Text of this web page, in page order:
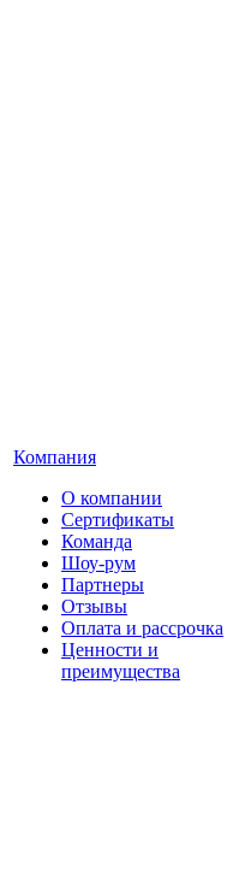
Компания
О компании
Сертификаты
Команда
Шоу-рум
Партнеры
Отзывы
Оплата и рассрочка
Ценности и
преимущества